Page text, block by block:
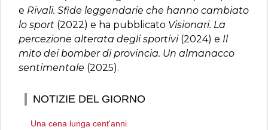
e Rivali. Sfide leggendarie che hanno cambiato
lo sport (2022) e ha pubblicato Visionari. La
percezione alterata degli sportivi(2024) e Il
mito dei bomber di provincia. Un almanacco
sentimentale (2025).
NOTIZIE DEL GIORNO
Una cena lunga cent'anni